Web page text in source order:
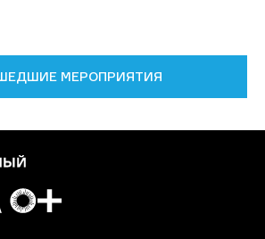
МЕРОПРИЯТИЯ